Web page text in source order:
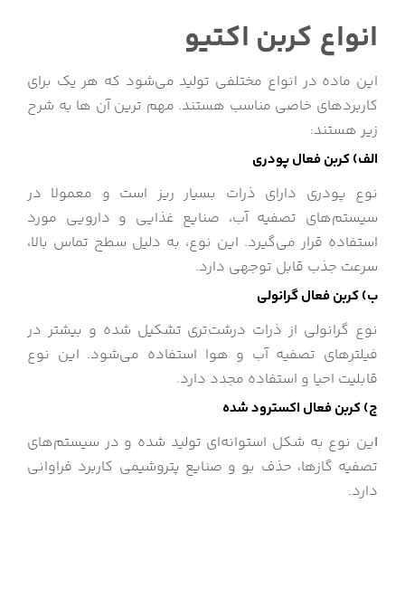
انواع کربن اکتیو
این ماده در انواع مختلفی تولید می‌شود که هر یک برای
کاربردهای خاصی مناسب هستند. مهم ترین آن ها به شرح
زیر هستند:
الف) کربن فعال پودری
نوع پودری دارای ذرات بسیار ریز است و معمولا در
سیستم‌های تصفیه آب، صنایع غذایی و دارویی مورد
استفاده قرار می‌گیرد. این نوع، به دلیل سطح تماس بالا،
سرعت جذب قابل توجهی دارد.
ب) کربن فعال گرانولی
نوع گرانولی از ذرات درشت‌تری تشکیل شده و بیشتر در
فیلترهای تصفیه آب و هوا استفاده می‌شود. این نوع
قابلیت احیا و استفاده مجدد دارد.
ج) کربن فعال اکسترود شده
این نوع به شکل استوانه‌ای تولید شده و در سیستم‌های
تصفیه گازها، حذف بو و صنایع پتروشیمی کاربرد فراوانی
دارد.